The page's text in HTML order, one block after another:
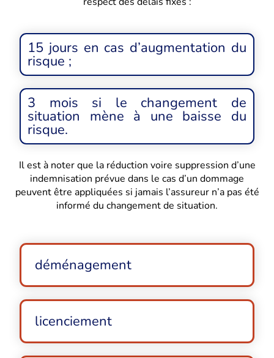
15 jours en cas d’augmentation du
risque ;
3 mois si le changement de
situation mène à une baisse du
risque.
Il est à noter que la réduction voire suppression d’une
indemnisation prévue dans le cas d’un dommage
peuvent être appliquées si jamais l’assureur n’a pas été
informé du changement de situation.
déménagement
licenciement